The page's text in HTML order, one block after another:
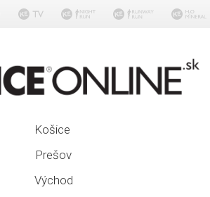
Košice
Prešov
Východ